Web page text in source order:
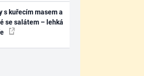
s kuřecím masem a
se salátem – lehká